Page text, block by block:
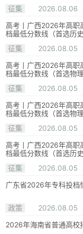
征集
2026.08.06
高考丨广西2026年高职
档最低分数线（首选历史
征集
2026.08.05
高考丨广西2026年高职
档最低分数线（首选物理
征集
2026.08.05
高考丨广西2026年高职
档最低分数线（首选物理
征集
2026.08.05
高考丨广西2026年高职
档最低分数线（首选历史
征集
2026.08.05
广东省2026年专科投档
政策 2026.08.05
2026年海南省普通高校